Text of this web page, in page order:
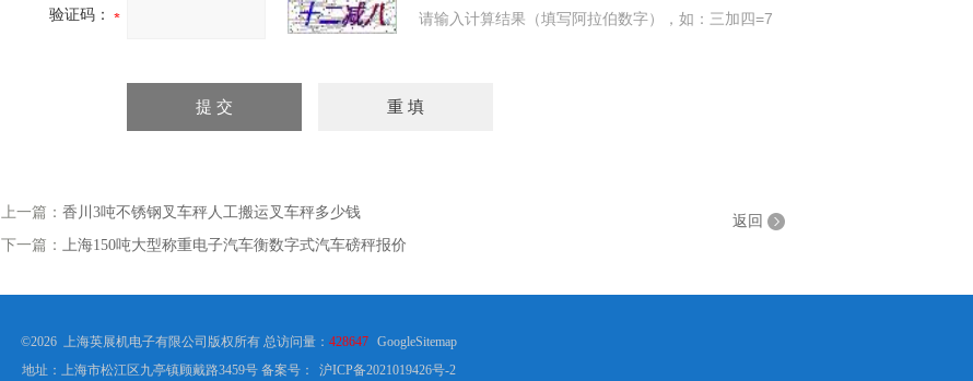
验证码： 请输入计算结果（填写阿拉伯数字），如：三加四=7
上一篇： 香川3吨不锈钢叉车秤人工搬运叉车秤多少钱
下一篇： 上海150吨大型称重电子汽车衡数字式汽车磅秤报价
返回
©2026 上海英展机电子有限公司版权所有 总访问量： 428647
GoogleSitemap
地址：上海市松江区九亭镇顾戴路3459号备案号： 沪ICP备2021019426号-2